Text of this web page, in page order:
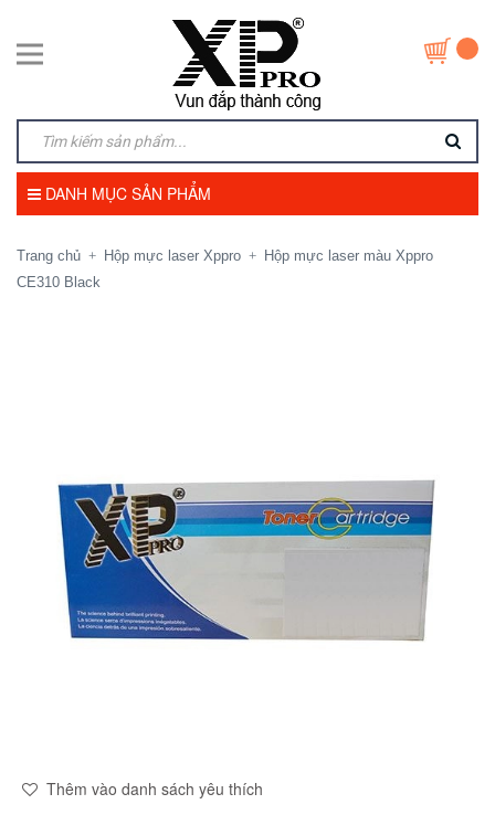
DANH MỤC SẢN PHẨM
Trang chủ + Hộp mực laser Xppro +
Hộp mực laser màu Xppro
CE310 Black
Thêm vào danh sách yêu thích